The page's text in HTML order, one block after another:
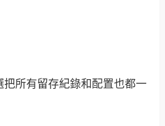
把所有留存紀錄和配置也都一